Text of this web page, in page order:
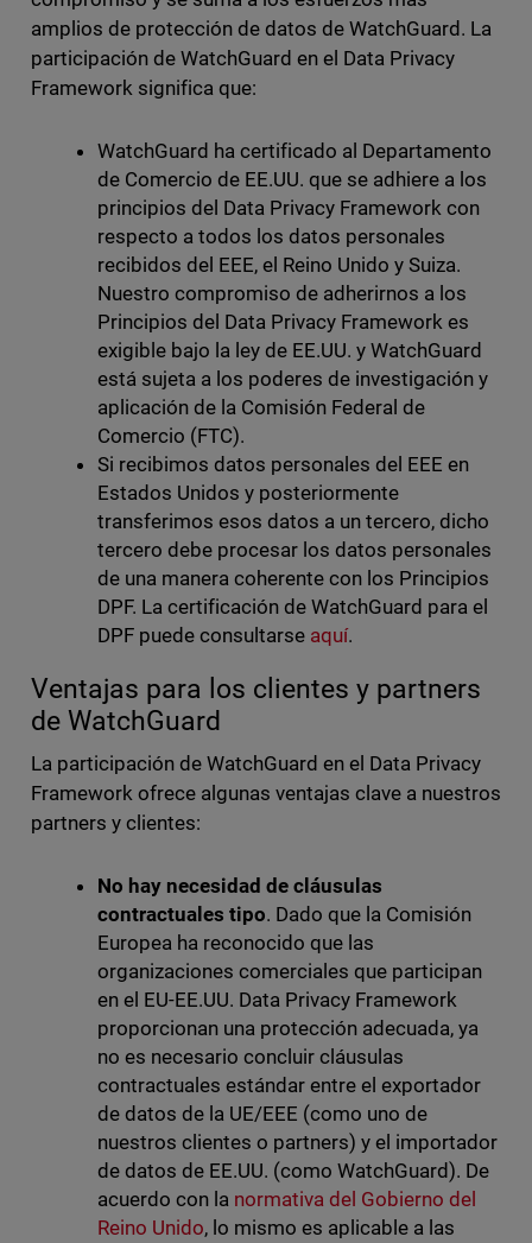
amplios de protección de datos de WatchGuard. La
participación de WatchGuard en el Data Privacy
Framework significa que:
WatchGuard ha certificado al Departamento
de Comercio de EE.UU. que se adhiere a los
principios del Data Privacy Framework con
respecto a todos los datos personales
recibidos del EEE, el Reino Unido y Suiza.
Nuestro compromiso de adherirnos a los
Principios del Data Privacy Framework es
exigible bajo la ley de EE.UU. y WatchGuard
está sujeta a los poderes de investigación y
aplicación de la Comisión Federal de
Comercio (FTC).
Si recibimos datos personales del EEE en
Estados Unidos y posteriormente
transferimos esos datos a un tercero, dicho
tercero debe procesar los datos personales
de una manera coherente con los Principios
DPF. La certificación de WatchGuard para el
DPF puede consultarse aquí.
Ventajas para los clientes y partners
de WatchGuard
La participación de WatchGuard en el Data Privacy
Framework ofrece algunas ventajas clave a nuestros
partners y clientes:
No hay necesidad de cláusulas
contractuales tipo. Dado que la Comisión
Europea ha reconocido que las
organizaciones comerciales que participan
en el EU-EE.UU. Data Privacy Framework
proporcionan una protección adecuada, ya
no es necesario concluir cláusulas
contractuales estándar entre el exportador
de datos de la UE/EEE (como uno de
nuestros clientes o partners) y el importador
de datos de EE.UU. (como WatchGuard). De
acuerdo con la normativa del Gobierno del
Reino Unido, lo mismo es aplicable a las